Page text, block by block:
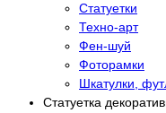
Статуетки
Техно-арт
Фен-шуй
Фоторамки
Шкатулки,
Статуетка